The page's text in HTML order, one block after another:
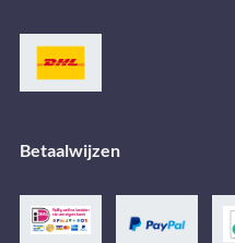
Betaalwijzen